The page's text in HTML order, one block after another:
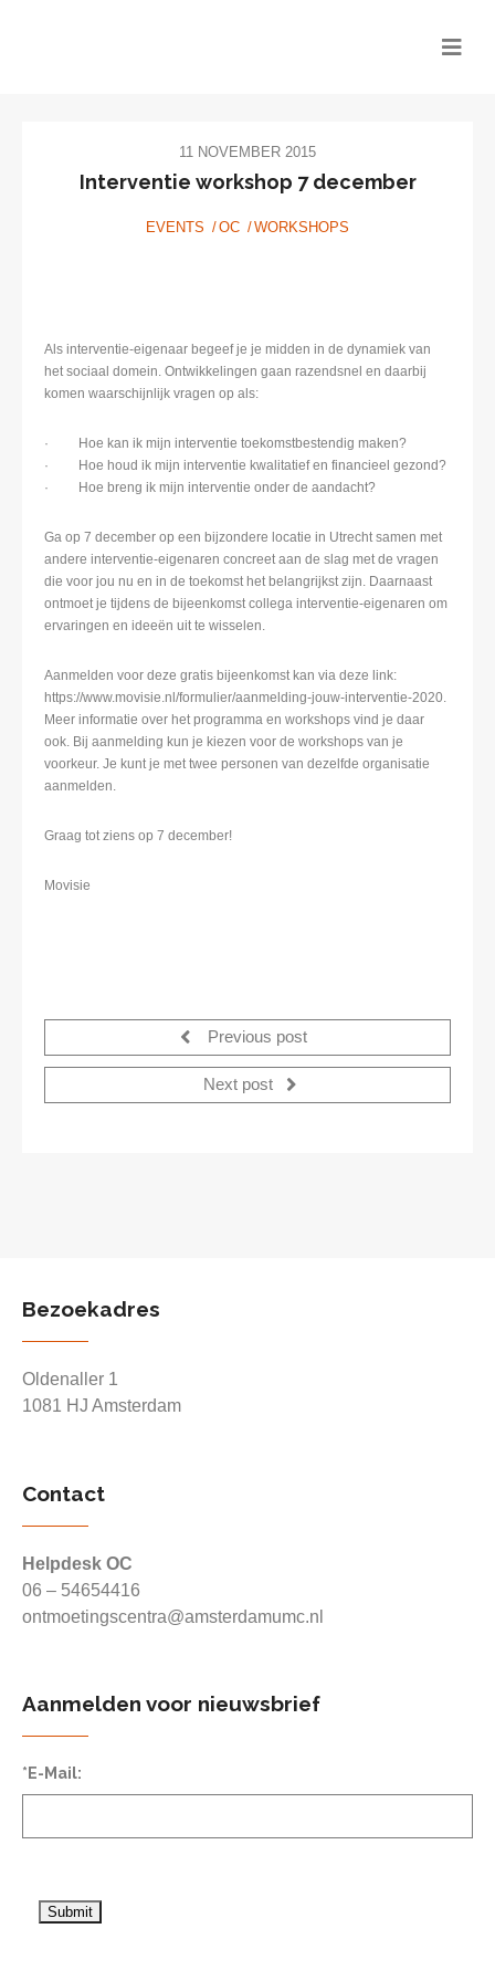
11 NOVEMBER 2015
Interventie workshop 7 december
EVENTS OC WORKSHOPS
Als interventie-eigenaar begeef je je midden in de dynamiek van
het sociaal domein. Ontwikkelingen gaan razendsnel en daarbij
komen waarschijnlijk vragen op als:
· Hoe kan ik mijn interventie toekomstbestendig maken?
· Hoe houd ik mijn interventie kwalitatief en financieel gezond?
· Hoe breng ik mijn interventie onder de aandacht?
Ga op 7 december op een bijzondere locatie in Utrecht samen met
andere interventie-eigenaren concreet aan de slag met de vragen
die voor jou nu en in de toekomst het belangrijkst zijn. Daarnaast
ontmoet je tijdens de bijeenkomst collega interventie-eigenaren om
ervaringen en ideeën uit te wisselen.
Aanmelden voor deze gratis bijeenkomst kan via deze link:
https://www.movisie.nl/formulier/aanmelding-jouw-interventie-2020.
Meer informatie over het programma en workshops vind je daar
ook. Bij aanmelding kun je kiezen voor de workshops van je
voorkeur. Je kunt je met twee personen van dezelfde organisatie
aanmelden.
Graag tot ziens op 7 december!
Movisie
Previous post
Next post
Bezoekadres
Oldenaller 1
1081 HJ Amsterdam
Contact
Helpdesk OC
06 – 54654416
ontmoetingscentra@amsterdamumc.nl
Aanmelden voor nieuwsbrief
*E-Mail: